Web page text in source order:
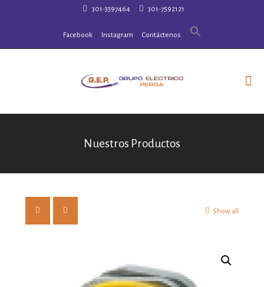
301-3397464 301-7592121
Facebook Instagram Contáctenos
Nuestros Productos
Show all